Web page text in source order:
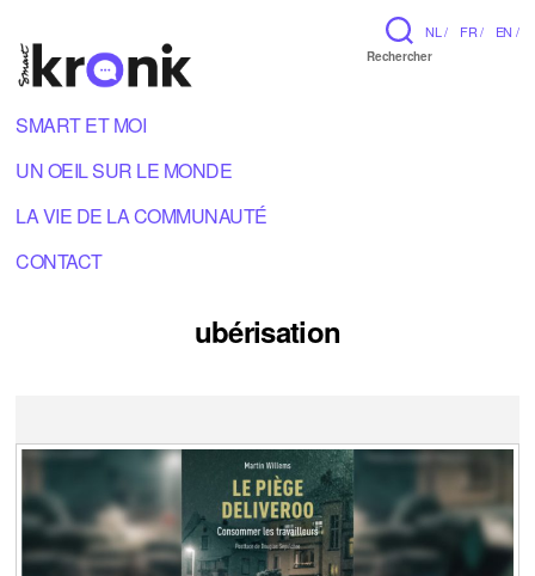
NL / FR / EN /
Rechercher
SMART ET MOI
UN OEIL SUR LE MONDE
LA VIE DE LA COMMUNAUTÉ
CONTACT
ubérisation